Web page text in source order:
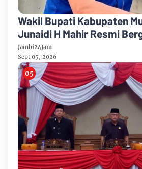
Wakil Bupati Kabupaten
Junaidi H Mahir Resmi
Partai Demikrat
Jambi24Jam
Sept 05, 2026